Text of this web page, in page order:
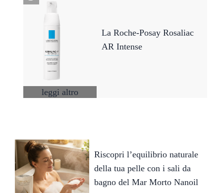
La Roche-Posay Rosaliac
AR Intense
leggi altro
Riscopri l’equilibrio naturale
della tua pelle con i sali da
bagno del Mar Morto Nanoil